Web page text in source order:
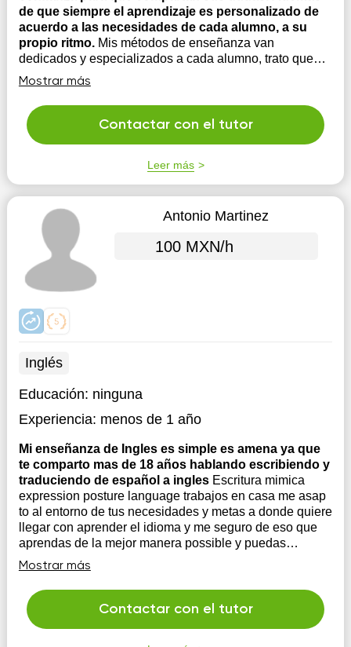
de que siempre el aprendizaje es personalizado de
acuerdo a las necesidades de cada alumno, a su
propio ritmo. Mis métodos de enseñanza van
dedicados y especializados a cada alumno, trato que
ellos comprendan al 100 cada tema y soy
principalmente motivadora ya que los hago que creer en
ellos y en su potencial, creo que cada alumno tiene un
talento especial y que el aprendizaje debe de ser fluido
a su tiempo ...
Mostrar más
Contactar con el tutor
Leer más
Antonio Martinez
100 MXN/h
Inglés
Educación: ninguna
Experiencia: menos de 1 año
Mi enseñanza de Ingles es simple es amena ya que
te comparto mas de 18 años hablando escribiendo y
traduciendo de español a ingles Escritura mimica
expression posture language trabajos en casa me asap
to al entorno de tus necesidades y metas a donde quiere
llegar con aprender el idioma y me seguro de eso que
aprendas de la mejor manera possible y puedas
alcanzar tus niveles deseados
Mostrar más
Contactar con el tutor